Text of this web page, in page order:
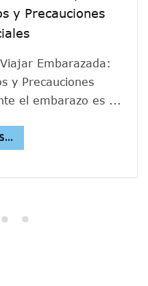
y Precauciones
Embarazada:
y Precauciones
el embarazo es ...